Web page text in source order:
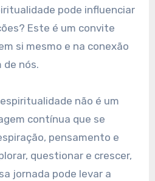
pode influenciar
Este é um convite
si mesmo e na conexão
de nós.
não é um
contínua que se
pensamento e
questionar e crescer,
jornada pode levar a